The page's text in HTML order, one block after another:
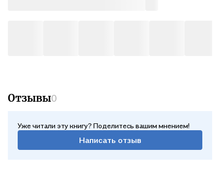
Отзывы0
Уже читали эту книгу? Поделитесь вашим мнением!
Написать отзыв